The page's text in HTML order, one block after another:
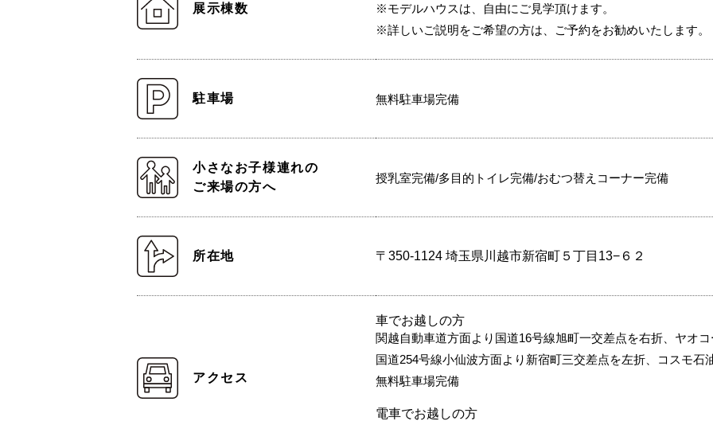
展示棟数
※モデルハウスは、自由にご見学頂けます。
※詳しいご説明をご希望の方は、ご予約をお勧めいたします。
駐車場 無料駐車場完備
小さなお子様連れの
ご来場の方へ
授乳室完備/多目的トイレ完備/おむつ替えコーナー完備
所在地 〒350-1124 埼玉県川越市新宿町５丁目13−６２
アクセス
車でお越しの方
関越自動車道方面より国道16号線旭町一交差点を右折、ヤオ
国道254号線小仙波方面より新宿町三交差点を左折、コスモ石
無料駐車場完備
電車でお越しの方